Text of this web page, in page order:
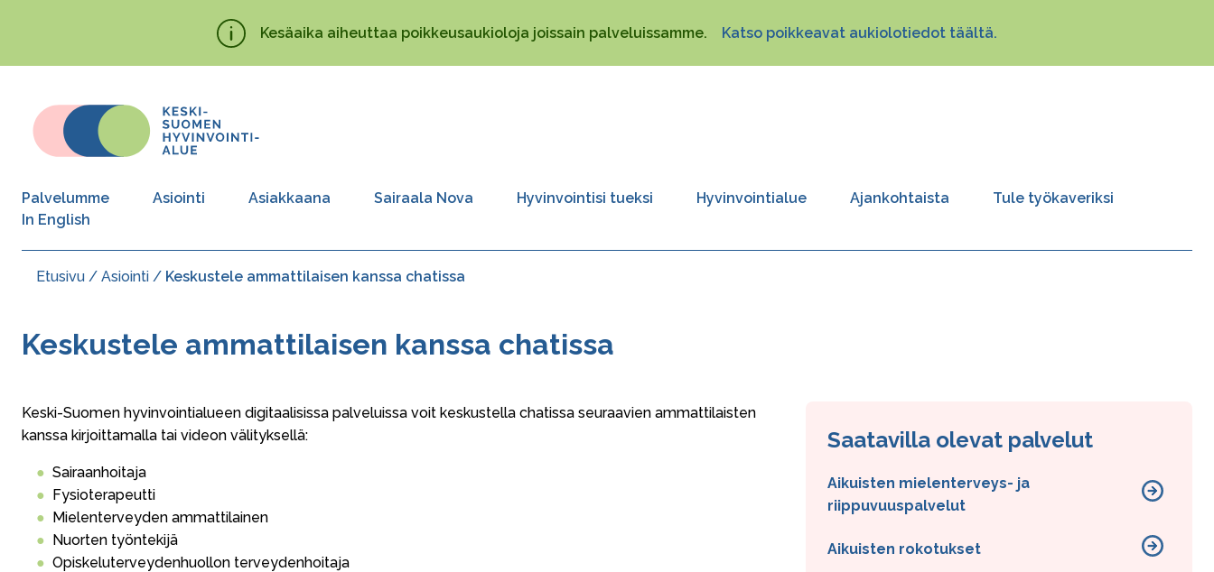
Kesäaika aiheuttaa poikkeusaukioloja joissain palveluissamme. Katso poikkeavat aukiolotiedot täältä.
Palvelumme Asiointi Asiakkaana Sairaala Nova Hyvinvointisi tueksi Hyvinvointialue Ajankohtaista
Tule työkaveriksi
In English
Murupolku
Etusivu Asiointi Keskustele ammattilaisen kanssa chatissa
Keskustele ammattilaisen kanssa chatissa
Saatavilla olevat palvelut
Aikuisten mielenterveys- ja
riippuvuuspalvelut
Aikuisten rokotukset
Keski-Suomen hyvinvointialueen digitaalisissa palveluissa voit keskustella chatissa seuraavien ammattilaisten
kanssa kirjoittamalla tai videon välityksellä:
Sairaanhoitaja
Fysioterapeutti
Mielenterveyden ammattilainen
Nuorten työntekijä
Opiskeluterveydenhuollon terveydenhoitaja